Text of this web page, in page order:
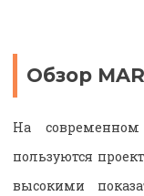
Обзор
На
пользуются
высокими